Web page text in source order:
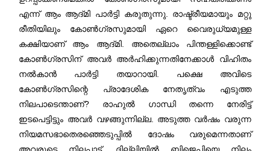
എന്ന് ആം ആദ്മി പാർട്ടി കരുതുന്നു. രാഷ്ട്രീയമായും മറ്റു
രീതിയിലും കോൺഗ്രസുമായി ഏറെ വൈരുധ്യമുള്ള
കക്ഷിയാണ് ആം ആദ്മി. അതെല്ലാം പിന്തള്ളിക്കൊണ്ട്
കോൺഗ്രസിന് അവർ അർഹിക്കുന്നതിനേക്കാൾ വിഹിതം
നൽകാൻ പാർട്ടി തയാറായി. പക്ഷെ അവിടെ
കോൺഗ്രസിന്റെ പ്രാദേശിക നേതൃത്വം എടുത്ത
നിലപാടെന്താണ്? രാഹുൽ ഗാന്ധി തന്നെ നേരിട്ട്
ഇടപെട്ടിട്ടും അവർ വഴങ്ങുന്നില്ല. അടുത്ത വർഷം വരുന്ന
നിയമസഭാതെരഞ്ഞെടുപ്പിൽ ദോഷം വരുമെന്നതാണ്
അവരുടെ നിലപാട്. ദില്ലിയിൽ ബിജെപിയെ നിലം